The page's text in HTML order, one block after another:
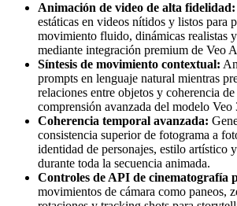
Animación de video de alta fidelidad:
estáticas en videos nítidos y listos para
movimiento fluido, dinámicas realistas
mediante integración premium de Veo
Síntesis de movimiento contextual:
prompts en lenguaje natural mientras
relaciones entre objetos y coherencia de
comprensión avanzada del modelo Veo
Coherencia temporal avanzada:
consistencia superior de fotograma a
identidad de personajes, estilo artístico
durante toda la secuencia animada.
Controles de API de cinematografía
movimientos de cámara como paneos,